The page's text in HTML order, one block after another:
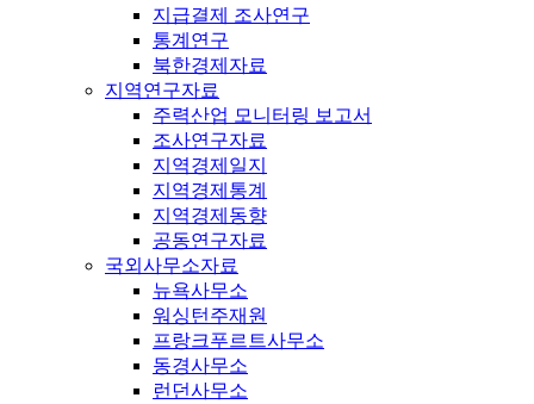
지급결제 조사연구
통계연구
북한경제자료
지역연구자료
주력산업 모니터링 보고서
조사연구자료
지역경제일지
지역경제통계
지역경제동향
공동연구자료
국외사무소자료
뉴욕사무소
워싱턴주재원
프랑크푸르트사무소
동경사무소
런던사무소